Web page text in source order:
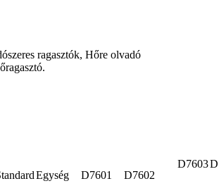
ragasztók, Hőre olvadó
Egység D7601 D7602
D7603